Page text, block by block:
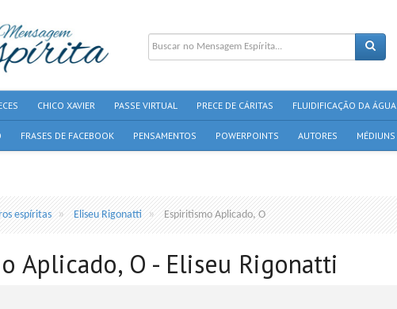
CHICO XAVIER PASSE VIRTUAL PRECE DE CÁRITAS FLUIDIFICAÇÃO DA ÁGUA
FRASES DE FACEBOOK PENSAMENTOS POWERPOINTS AUTORES MÉDIUNS
espíritas Eliseu Rigonatti Espiritismo Aplicado, O
Aplicado, O - Eliseu Rigonatti